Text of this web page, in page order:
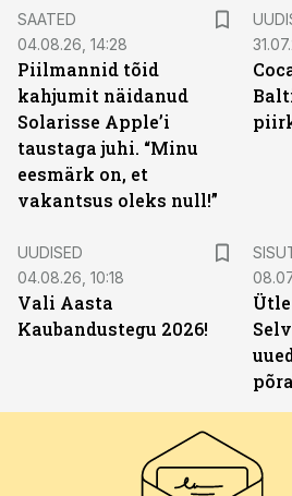
SAATED
04.08.26, 14:28
Piilmannid tõid
kahjumit näidanud
Solarisse Apple’i
taustaga juhi. “Minu
eesmärk on, et
vakantsus oleks null!”
UUDISED
04.08.26, 10:18
Vali Aasta
Kaubandustegu 2026!